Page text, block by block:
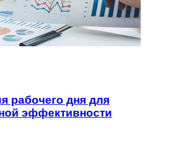
рабочего дня для
эффективности